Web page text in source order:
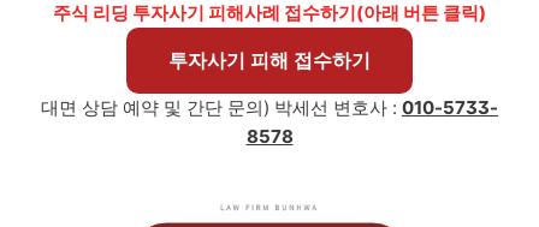
주식 리딩 투자사기 피해사례 접수하기(아래 버튼 클릭)
투자사기 피해 접수하기
대면 상담 예약 및 간단 문의) 박세선 변호사 : 010-5733-
8578